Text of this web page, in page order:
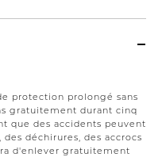
protection prolongé sans
gratuitement durant cinq
que des accidents peuvent
déchirures, des accrocs
d'enlever gratuitement